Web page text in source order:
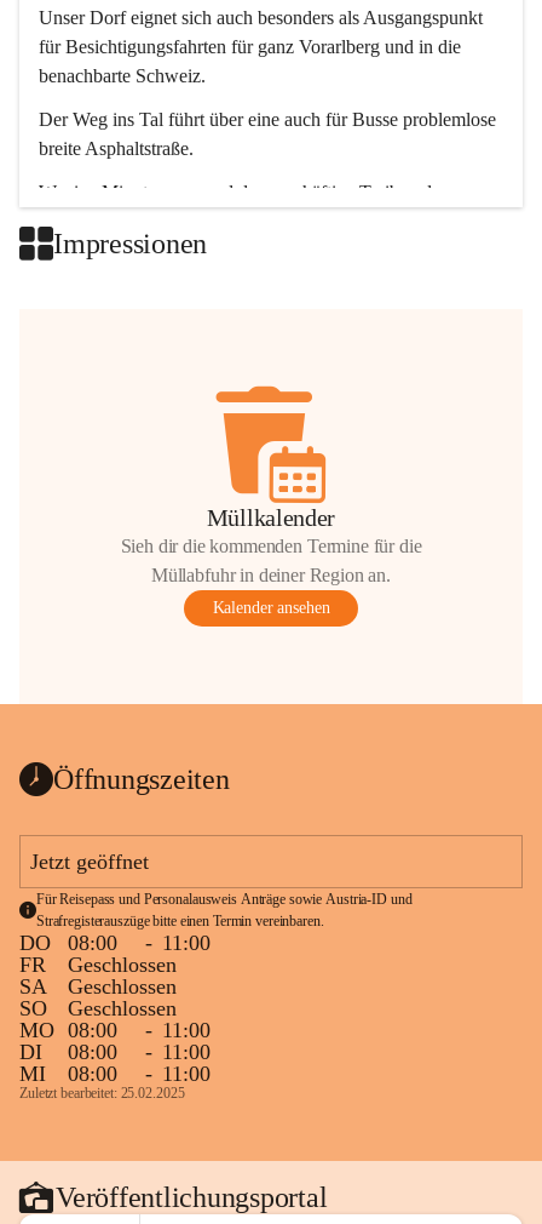
Unser Dorf eignet sich auch besonders als Ausgangspunkt
für Besichtigungsfahrten für ganz Vorarlberg und in die
benachbarte Schweiz.
Der Weg ins Tal führt über eine auch für Busse problemlose
breite Asphaltstraße.
Wenige Minuten nur, und das geschäftige Treiben der
Impressionen
Müllkalender
Sieh dir die kommenden Termine für die
Müllabfuhr in deiner Region an.
Kalender ansehen
Öffnungszeiten
Jetzt geöffnet
Für Reisepass und Personalausweis Anträge sowie Austria-ID und
Strafregisterauszüge bitte einen Termin vereinbaren.
DO 08:00 - 11:00
FR
Geschlossen
SA
Geschlossen
SO
Geschlossen
MO 08:00 - 11:00
DI
08:00 - 11:00
MI
08:00 - 11:00
Zuletzt bearbeitet: 25.02.2025
Veröffentlichungsportal